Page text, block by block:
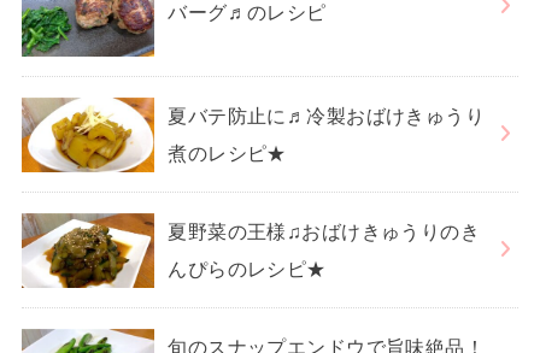
バーグ♬のレシピ
夏バテ防止に♬冷製おばけきゅうり
煮のレシピ★
夏野菜の王様♫おばけきゅうりのき
んぴらのレシピ★
旬のスナップエンドウで旨味絶品！